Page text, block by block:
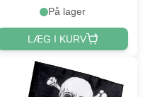
På lager
LÆG I KURV